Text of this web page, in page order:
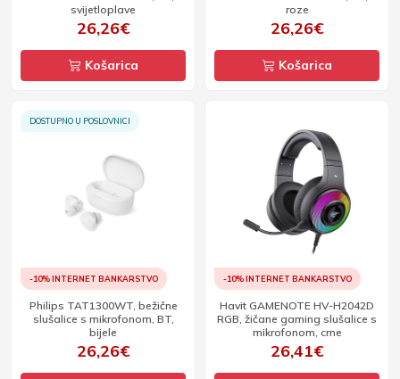
svijetloplave
26,26€
Košarica
roze
26,26€
Košarica
DOSTUPNO U POSLOVNICI
-10% INTERNET BANKARSTVO
Philips TAT1300WT, bežične
slušalice s mikrofonom, BT,
bijele
26,26€
-10% INTERNET BANKARSTVO
Havit GAMENOTE HV-H2042D
RGB, žičane gaming slušalice s
mikrofonom, crne
26,41€